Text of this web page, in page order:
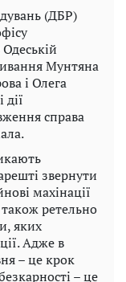
(ДБР)
Мунтяна
і Олега
справа
звернути
махінації
ретельно
яких
Адже в
– це крок
– це